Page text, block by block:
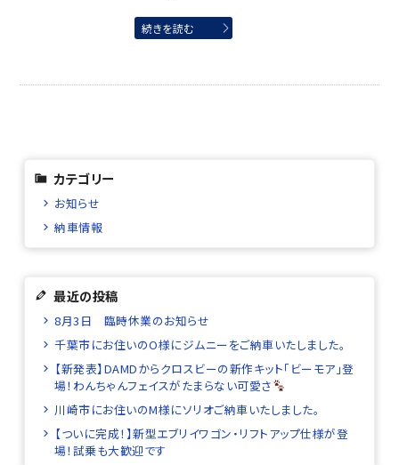
続きを読む
カテゴリー
お知らせ
納車情報
最近の投稿
8月3日 臨時休業のお知らせ
千葉市にお住いのO様にジムニーをご納車いたしました。
【新発表】DAMDからクロスビーの新作キット「ビーモア」登
場！わんちゃんフェイスがたまらない可愛さ
川崎市にお住いのM様にソリオご納車いたしました。
【ついに完成！】新型エブリイワゴン・リフトアップ仕様が登
場！試乗も大歓迎です